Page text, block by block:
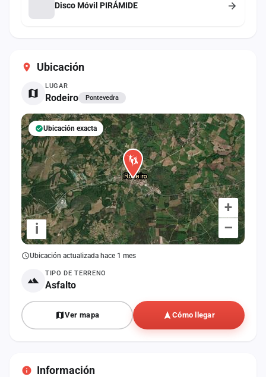
Ubicación
LUGAR
Rodeiro Pontevedra
+
–
i
Ubicación exacta
Ubicación actualizada hace 1 mes
TIPO DE TERRENO
Asfalto
Ver mapa Cómo llegar
Información
Disco Móvil PIRÁMIDE